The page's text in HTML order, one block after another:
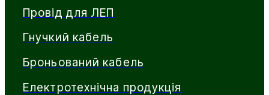
Провід для ЛЕП
Гнучкий кабель
Броньований кабель
Електротехнічна продукція